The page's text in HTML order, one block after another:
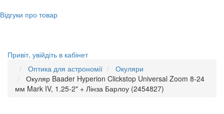
Відгуки про товар
Привіт, увійдіть в кабінет
Оптика для астрономії
Окуляри
Окуляр Baader Hyperion Clickstop Universal Zoom 8-24
мм Mark IV, 1.25-2" + Лінза Барлоу (2454827)